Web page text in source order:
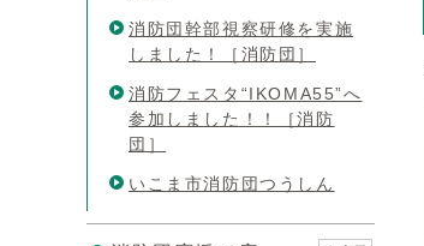
消防団幹部視察研修を実施
しました！［消防団］
消防フェスタ“IKOMA55”へ
参加しました！！［消防
団］
いこま市消防団つうしん